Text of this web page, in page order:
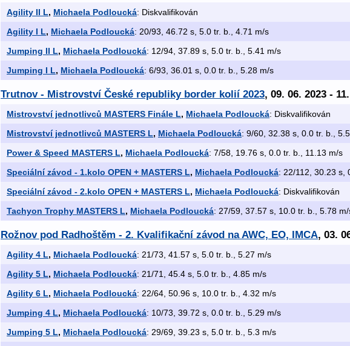
Agility II L, Michaela Podloucká: Diskvalifikován
Agility I L, Michaela Podloucká: 20/93, 46.72 s, 5.0 tr. b., 4.71 m/s
Jumping II L, Michaela Podloucká: 12/94, 37.89 s, 5.0 tr. b., 5.41 m/s
Jumping I L, Michaela Podloucká: 6/93, 36.01 s, 0.0 tr. b., 5.28 m/s
Trutnov - Mistrovství České republiky border kolií 2023, 09. 06. 2023 -
Mistrovství jednotlivců MASTERS Finále L, Michaela Podloucká: Diskvalifikován
Mistrovství jednotlivců MASTERS L, Michaela Podloucká: 9/60, 32.38 s, 0.0 tr. b.,
Power & Speed MASTERS L, Michaela Podloucká: 7/58, 19.76 s, 0.0 tr. b., 11.13 m/s
Speciální závod - 1.kolo OPEN + MASTERS L, Michaela Podloucká: 22/112, 30.23 s,
Speciální závod - 2.kolo OPEN + MASTERS L, Michaela Podloucká: Diskvalifikován
Tachyon Trophy MASTERS L, Michaela Podloucká: 27/59, 37.57 s, 10.0 tr. b., 5.78
Rožnov pod Radhoštěm - 2. Kvalifikační závod na AWC, EO, IMCA, 03.
Agility 4 L, Michaela Podloucká: 21/73, 41.57 s, 5.0 tr. b., 5.27 m/s
Agility 5 L, Michaela Podloucká: 21/71, 45.4 s, 5.0 tr. b., 4.85 m/s
Agility 6 L, Michaela Podloucká: 22/64, 50.96 s, 10.0 tr. b., 4.32 m/s
Jumping 4 L, Michaela Podloucká: 10/73, 39.72 s, 0.0 tr. b., 5.29 m/s
Jumping 5 L, Michaela Podloucká: 29/69, 39.23 s, 5.0 tr. b., 5.3 m/s